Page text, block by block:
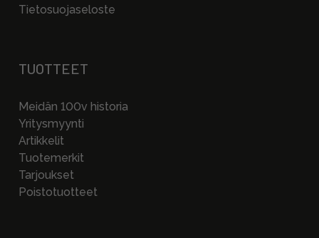
Tietosuojaseloste
TUOTTEET
Meidän 100v historia
Yritysmyynti
Artikkelit
Tuotemerkit
Tarjoukset
Poistotuotteet